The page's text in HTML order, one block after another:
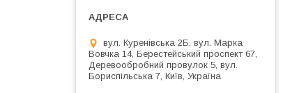
вул. Куренівська 2Б, вул. Марка
Вовчка 14, Берестейський проспект 67,
Деревообробний провулок 5, вул.
Бориспільська 7, Київ, Україна